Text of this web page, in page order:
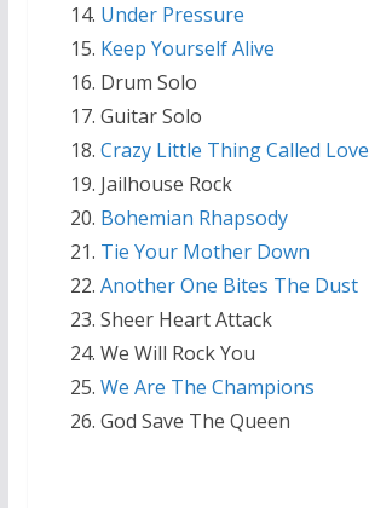
Under Pressure
Keep Yourself Alive
Drum Solo
Guitar Solo
Crazy Little Thing Called Love
Jailhouse Rock
Bohemian Rhapsody
Tie Your Mother Down
Another One Bites The Dust
Sheer Heart Attack
We Will Rock You
We Are The Champions
God Save The Queen